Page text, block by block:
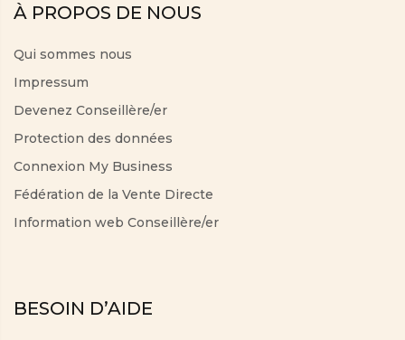
À PROPOS DE NOUS
Qui sommes nous
Impressum
Devenez Conseillère/er
Protection des données
Connexion My Business
Fédération de la Vente Directe
Information web Conseillère/er
BESOIN D’AIDE